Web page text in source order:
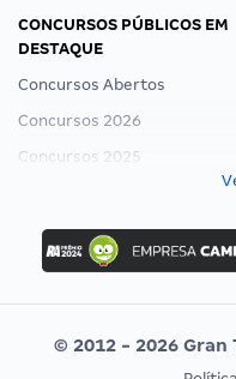
CONCURSOS PÚBLICOS EM
DESTAQUE
Concursos Abertos
Concursos 2026
Concursos 2025
Concurso Ibama
Concurso MPU
Editais publicados
© 2012 - 2026 Gran